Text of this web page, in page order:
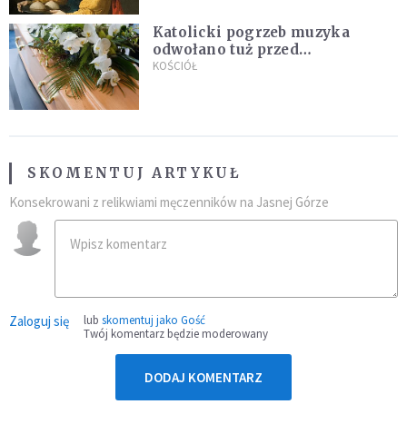
Katolicki pogrzeb muzyka
odwołano tuż przed
uroczystością. Powodem była
KOŚCIÓŁ
SKOMENTUJ ARTYKUŁ
Konsekrowani z relikwiami męczenników na Jasnej Górze
Zaloguj się lub skomentuj jako Gość
Twój komentarz będzie moderowany
DODAJ KOMENTARZ